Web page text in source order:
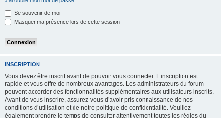
Se souvenir de moi
Masquer ma présence lors de cette session
INSCRIPTION
Vous devez être inscrit avant de pouvoir vous connecter. L’inscription est
rapide et vous offre de nombreux avantages. Les administrateurs du forum
peuvent accorder des fonctionnalités supplémentaires aux utilisateurs inscrits.
Avant de vous inscrire, assurez-vous d’avoir pris connaissance de nos
conditions d’utilisation et de notre politique de confidentialité. Veuillez
également prendre le temps de consulter attentivement toutes les règles du